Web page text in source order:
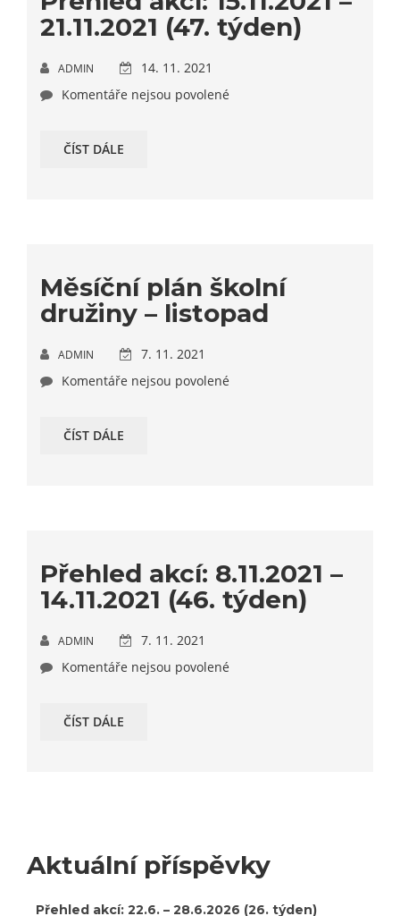
21.11.2021 (47. týden)
ADMIN
14. 11. 2021
Komentáře nejsou povolené
ČÍST DÁLE
Měsíční plán školní
družiny – listopad
ADMIN
7. 11. 2021
Komentáře nejsou povolené
ČÍST DÁLE
Přehled akcí: 8.11.2021 –
14.11.2021 (46. týden)
ADMIN
7. 11. 2021
Komentáře nejsou povolené
ČÍST DÁLE
Aktuální příspěvky
Přehled akcí: 22.6. – 28.6.2026 (26. týden)